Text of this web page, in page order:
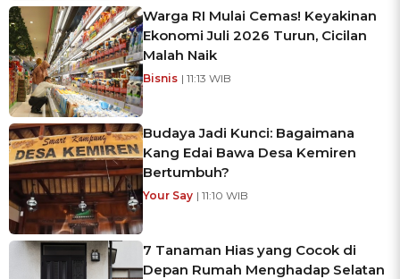
Warga RI Mulai Cemas! Keyakinan
Ekonomi Juli 2026 Turun, Cicilan
Malah Naik
Bisnis | 11:13 WIB
Budaya Jadi Kunci: Bagaimana
Kang Edai Bawa Desa Kemiren
Bertumbuh?
Your Say | 11:10 WIB
7 Tanaman Hias yang Cocok di
Depan Rumah Menghadap Selatan